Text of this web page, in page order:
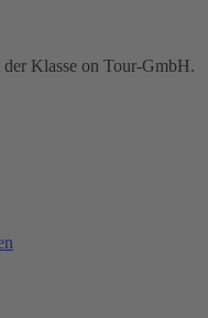
Klasse on Tour-GmbH.